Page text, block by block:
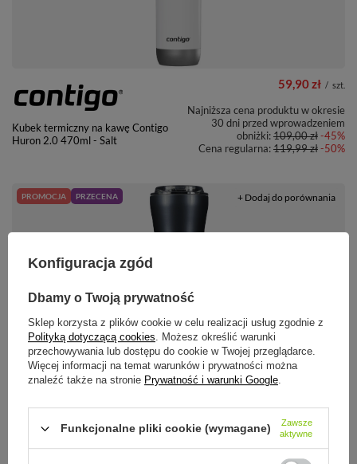
Kubek termiczny na kawę Contigo
Huron 2.0 470ml - Salt
59,90 zł / szt.
Najniższa cena produktu w okresie
30 dni przed wprowadzeniem
obniżki:109,00 zł-45%
Cena regularna:119,99 zł-50%
PROMOCJA PRZECENA
Dr.Bacty Apollo 2.0 - Kubek
termiczny na kawę - 360 ml -
Gunmetal
59,99 zł
Najniższa cena produktu w okresie
30 dni przed wprowadzeniem
obniżki:99,99 zł
+ Dodaj do porównania
Konfiguracja zgód
Dbamy o Twoją prywatność
Sklep korzysta z plików cookie w celu realizacji usług zgodnie z
Polityką dotyczącą cookies. Możesz określić warunki
przechowywania lub dostępu do cookie w Twojej przeglądarce.
Więcej informacji na temat warunków i prywatności można
znaleźć także na stronie Prywatność i warunki Google.
Funkcjonalne pliki cookie (wymagane)
Zawsze
aktywne